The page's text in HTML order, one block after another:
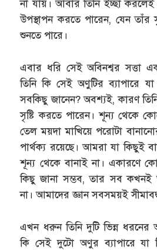
না যায়। আবার তিনি ইচ্ছা করলেই
উপস্থাপন করতে পারেন, যেন তাঁর
শুনতে পারে।
এবার ধরি সেই অবিনশ্বর সত্তা
তিনি কি সেই অণুটির ব্যাপারে
সবকিছু জানেন? অবশ্যই, কারণ
সৃষ্টি করতে পারেন। শূন্য থেকে
তেল ময়দা মাখিয়ে পরোটা
পার্থক্য রয়েছে। আমরা যা কিছুই
শূন্য থেকে বানাই না। একারণে
কিছু জানা সম্ভব, তার সব
না। আমাদের জ্ঞান সবসময়ই
এখন ধরুন তিনি দুটি ভিন্ন ধরনের
কি সেই দুটো অণুর ব্যাপারে যা